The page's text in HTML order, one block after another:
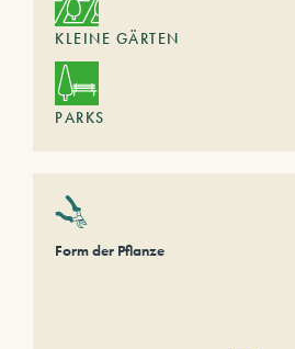
KLEINE GÄRTEN
PARKS
Form der Pflanze